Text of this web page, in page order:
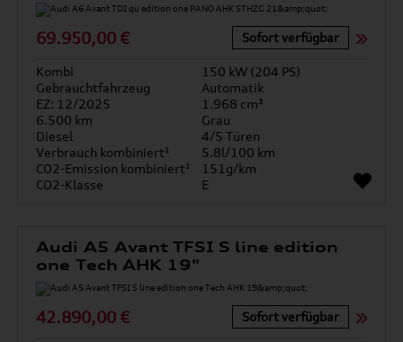
69.950,00 € Sofort verfügbar
Kombi
150 kW (204 PS)
Gebrauchtfahrzeug
Automatik
EZ: 12/2025
1.968 cm³
6.500 km
Grau
Diesel
4/5 Türen
Verbrauch kombiniert¹
5.8l/100 km
CO2-Emission kombiniert¹
151g/km
CO2-Klasse
E
Audi A5 Avant TFSI S line edition
one Tech AHK 19"
42.890,00 € Sofort verfügbar